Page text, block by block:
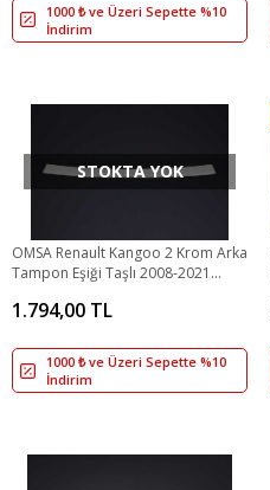
1000 ₺ ve Üzeri Sepette %10
İndirim
STOKTA YOK
OMSA Renault Kangoo 2 Krom Arka
Tampon Eşiği Taşlı 2008-2021
1.794,00 TL
1000 ₺ ve Üzeri Sepette %10
İndirim